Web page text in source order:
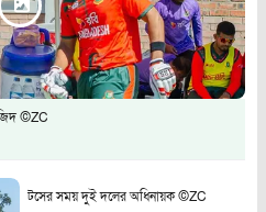
©ZC
টসের সময় দুই দলের অধিনায়ক ©ZC